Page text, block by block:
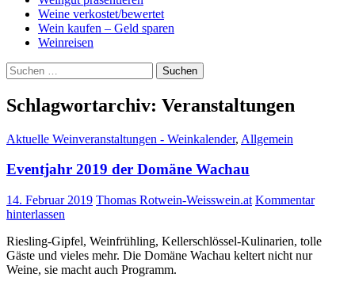
Weine verkostet/bewertet
Wein kaufen – Geld sparen
Weinreisen
Suchen
nach:
Schlagwortarchiv: Veranstaltungen
Aktuelle Weinveranstaltungen - Weinkalender, Allgemein
Eventjahr 2019 der Domäne Wachau
14. Februar 2019 Thomas Rotwein-Weisswein.at Kommentar
hinterlassen
Riesling-Gipfel, Weinfrühling, Kellerschlössel-Kulinarien, tolle
Gäste und vieles mehr. Die Domäne Wachau keltert nicht nur
Weine, sie macht auch Programm.